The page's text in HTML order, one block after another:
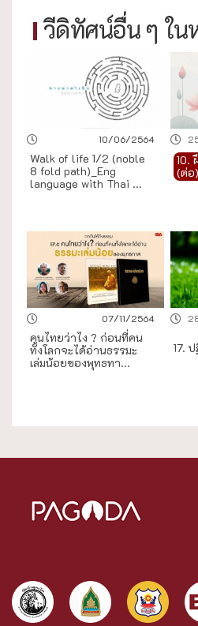
วีดิทัศน์อื่น ๆ ใน
10/06/2564
Walk of life 1/2 (noble
8 fold path)_Eng
language with Thai ...
10.
(ต่อ)
07/11/2564
คนไทยว่าไง ? ก่อนที่คน
ทั้งโลกจะได้อ่านธรรมะ
เล่มน้อยของพุทธทา...
17.